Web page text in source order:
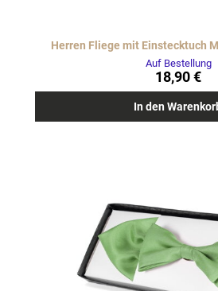
Herren Fliege mit Einstecktuch
Auf Bestellung
18,90 €
In den